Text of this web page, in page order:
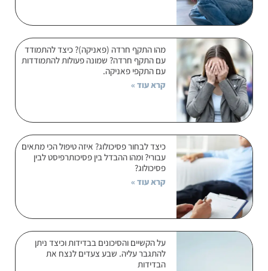
מהו התקף חרדה (פאניקה)? כיצד להתמודד
עם התקף חרדה? שמונה פעולות להתמודדות
עם התקפי פאניקה.
קרא עוד »
כיצד לבחור פסיכולוג? איזה טיפול הכי מתאים
עבורי? ומהו ההבדל בין פסיכותרפיסט לבין
פסיכולוג?
קרא עוד »
על הקשיים והסיכונים בבדידות וכיצד ניתן
להתגבר עליה. שבע צעדים לנצח את
הבדידות